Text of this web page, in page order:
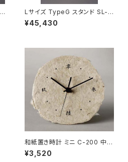
Lサイズ TypeG スタンド SL-5
1
¥45,430
和紙置き時計 ミニ C-200 中国
字【在庫なくなり次第終了】
¥3,520